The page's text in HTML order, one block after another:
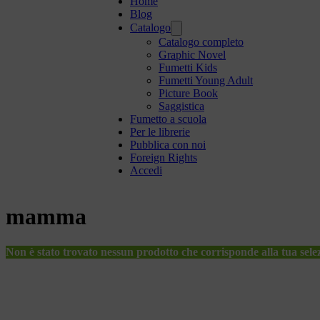
Blog
Catalogo
Catalogo completo
Graphic Novel
Fumetti Kids
Fumetti Young Adult
Picture Book
Saggistica
Fumetto a scuola
Per le librerie
Pubblica con noi
Foreign Rights
Accedi
mamma
Non è stato trovato nessun prodotto che corrisponde alla tua